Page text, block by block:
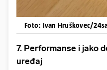
Foto: Ivan Hruškovec/
7. Performanse i jako
uređaj